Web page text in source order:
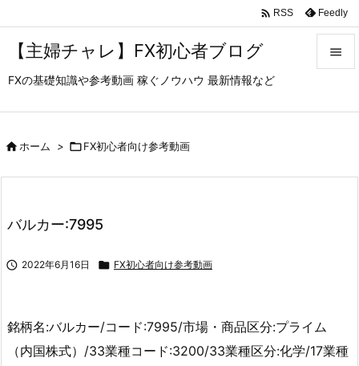
【主婦チャレ】FX初心者ブログ
FXの基礎知識や参考動画 稼ぐノウハウ 最新情報など

 RSS Feedly
ホーム > FX初心者向け参考動画
バルカー:7995
 2022年6月16日  FX初心者向け参考動画
銘柄名:バルカー/コード:7995/市場・商品区分:プライム
（内国株式）/33業種コード:3200/33業種区分:化学/17業種